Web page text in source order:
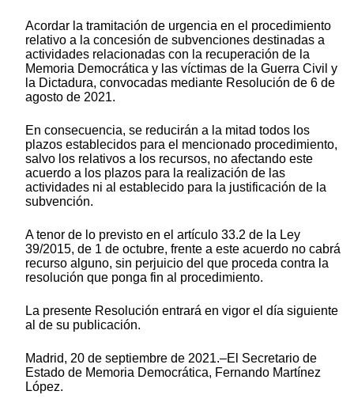
Acordar la tramitación de urgencia en el procedimiento
relativo a la concesión de subvenciones destinadas a
actividades relacionadas con la recuperación de la
Memoria Democrática y las víctimas de la Guerra Civil y
la Dictadura, convocadas mediante Resolución de 6 de
agosto de 2021.
En consecuencia, se reducirán a la mitad todos los
plazos establecidos para el mencionado procedimiento,
salvo los relativos a los recursos, no afectando este
acuerdo a los plazos para la realización de las
actividades ni al establecido para la justificación de la
subvención.
A tenor de lo previsto en el artículo 33.2 de la Ley
39/2015, de 1 de octubre, frente a este acuerdo no cabrá
recurso alguno, sin perjuicio del que proceda contra la
resolución que ponga fin al procedimiento.
La presente Resolución entrará en vigor el día siguiente
al de su publicación.
Madrid, 20 de septiembre de 2021.–El Secretario de
Estado de Memoria Democrática, Fernando Martínez
López.